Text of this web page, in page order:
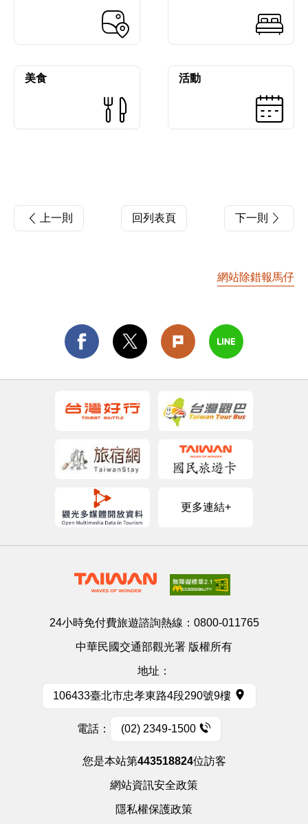
美食 活動
上一則 回列表頁 下一則
網站除錯報馬仔
更多連結+
24小時免付費旅遊諮詢熱線： 0800-011765
中華民國交通部觀光署 版權所有
地址：
106433臺北市忠孝東路4段290號9樓
電話： (02) 2349-1500
您是本站第443518824位訪客
網站資訊安全政策
隱私權保護政策